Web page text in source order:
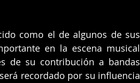
como el de algunos de sus
en la escena musical
de su contribución a bandas
recordado por su influencia